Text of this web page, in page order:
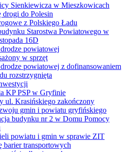
Sienkiewicza w Mieszkowicach
drogi do Polesin
z Polskiego Ładu
Starostwa Powiatowego w
16D
powiatowej
w sprzęt
powiatowej z dofinansowaniem
rozstrzygnięta
KP PSP w Gryfinie
ul. Krasińskiego zakończony
gmin i powiatu gryfińskiego
budynku nr 2 w Domu Pomocy
powiatu i gmin w sprawie ZIT
barier transportowych